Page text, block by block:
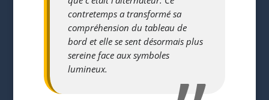
contretemps a transformé sa
compréhension du tableau de
bord et elle se sent désormais plus
sereine face aux symboles
lumineux.